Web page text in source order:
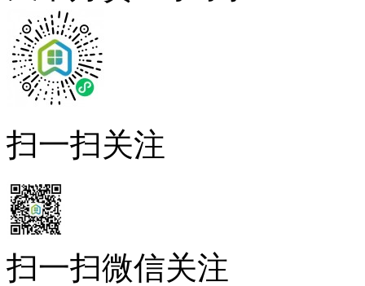
扫一扫关注
扫一扫微信关注